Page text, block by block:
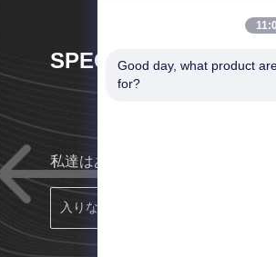
SPEO CO., LTD.
私達はあなたにできるだけ早く戻
Good day, what product
for?